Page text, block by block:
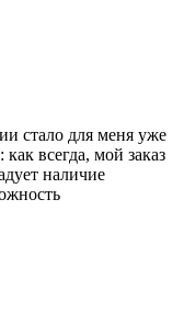
стало для меня уже
всегда, мой заказ
наличие